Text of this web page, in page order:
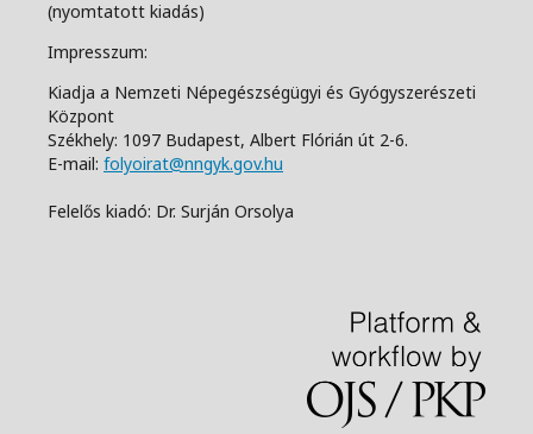
(nyomtatott kiadás)
Impresszum:
Kiadja a Nemzeti Népegészségügyi és Gyógyszerészeti
Központ
Székhely: 1097 Budapest, Albert Flórián út 2-6.
E-mail: folyoirat@nngyk.gov.hu
Felelős kiadó: Dr. Surján Orsolya